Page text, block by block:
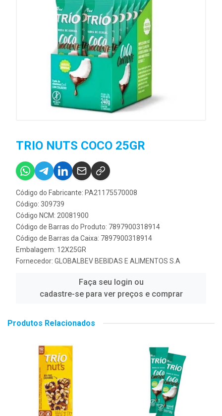
TRIO NUTS COCO 25GR
Código do Fabricante: PA21175570008
Código: 309739
Código NCM: 20081900
Código de Barras do Produto: 7897900318914
Código de Barras da Caixa: 7897900318914
Embalagem: 12X25GR
Fornecedor: GLOBALBEV BEBIDAS E ALIMENTOS S.A
Faça seu login ou
cadastre-se para ver preços e comprar
Produtos Relacionados